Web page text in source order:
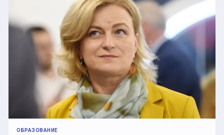
ОБРАЗОВАНИЕ